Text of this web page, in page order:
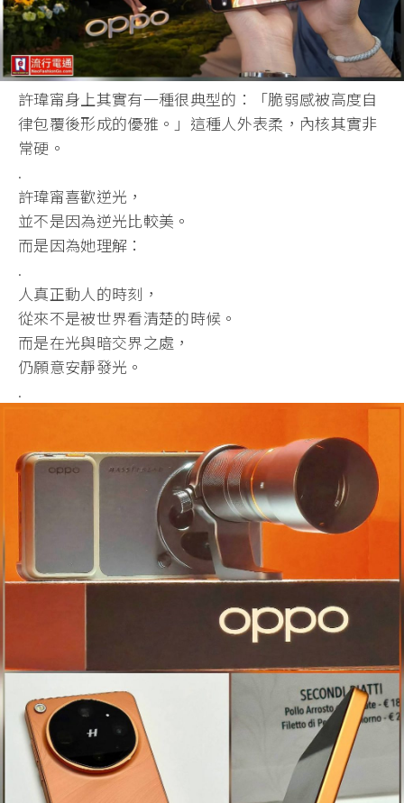
許瑋甯身上其實有一種很典型的：「脆弱感被高度自
律包覆後形成的優雅。」這種人外表柔，內核其實非
常硬。
.
許瑋甯喜歡逆光，
並不是因為逆光比較美。
而是因為她理解：
.
人真正動人的時刻，
從來不是被世界看清楚的時候。
而是在光與暗交界之處，
仍願意安靜發光。
.